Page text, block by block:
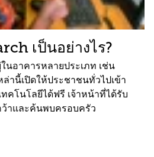
เป็นอย่างไร?
นอาคารหลายประเภท เช่น
านี้เปิดให้ประชาชนทั่วไปเข้า
คโนโลยีได้ฟรี เจ้าหน้าที่ได้รับ
าและค้นพบครอบครัว